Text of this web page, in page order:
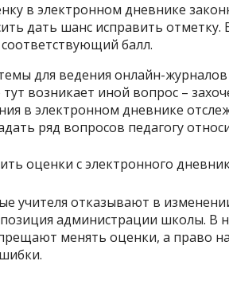
в электронном дневнике
дать шанс исправить отметку.
балл.
для ведения онлайн-
возникает иной вопрос –
в электронном дневнике
ряд вопросов педагогу
учителя отказывают в
позиция администрации школы. В
менять оценки, а право